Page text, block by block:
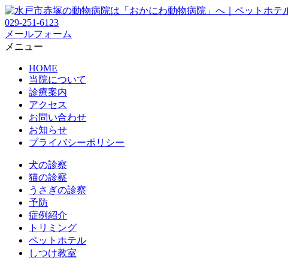
029-251-6123
メールフォーム
メニュー
HOME
当院について
診療案内
アクセス
お問い合わせ
お知らせ
プライバシーポリシー
犬の診察
猫の診察
うさぎの診察
予防
症例紹介
トリミング
ペットホテル
しつけ教室